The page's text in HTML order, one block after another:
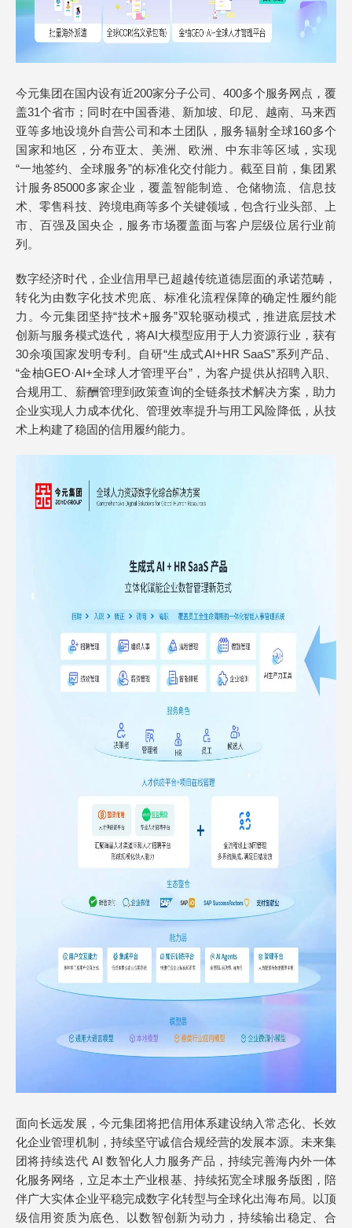
今元集团在国内设有近200家分子公司、400多个服务网点，覆
盖31个省市；同时在中国香港、新加坡、印尼、越南、马来西
亚等多地设境外自营公司和本土团队，服务辐射全球160多个
国家和地区，分布亚太、美洲、欧洲、中东非等区域，实现
“一地签约、全球服务”的标准化交付能力。截至目前，集团累
计服务85000多家企业，覆盖智能制造、仓储物流、信息技
术、零售科技、跨境电商等多个关键领域，包含行业头部、上
市、百强及国央企，服务市场覆盖面与客户层级位居行业前
列。
数字经济时代，企业信用早已超越传统道德层面的承诺范畴，
转化为由数字化技术兜底、标准化流程保障的确定性履约能
力。今元集团坚持“技术+服务”双轮驱动模式，推进底层技术
创新与服务模式迭代，将AI大模型应用于人力资源行业，获有
30余项国家发明专利。自研“生成式AI+HR SaaS”系列产品、
“金柚GEO·AI+全球人才管理平台”，为客户提供从招聘入职、
合规用工、薪酬管理到政策查询的全链条技术解决方案，助力
企业实现人力成本优化、管理效率提升与用工风险降低，从技
术上构建了稳固的信用履约能力。
面向长远发展，今元集团将把信用体系建设纳入常态化、长效
化企业管理机制，持续坚守诚信合规经营的发展本源。未来集
团将持续迭代 AI 数智化人力服务产品，持续完善海内外一体
化服务网络，立足本土产业根基、持续拓宽全球服务版图，陪
伴广大实体企业平稳完成数字化转型与全球化出海布局。以顶
级信用资质为底色、以数智创新为动力，持续输出稳定、合